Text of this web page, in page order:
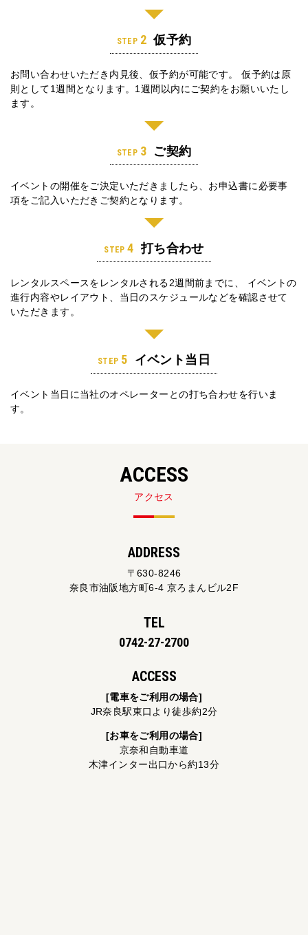
STEP 2 仮予約
お問い合わせいただき内見後、仮予約が可能です。
仮予約は原
則として1週間となります。1週間以内にご契約をお願いいたし
ます。
STEP 3 ご契約
イベントの開催をご決定いただきましたら、お申込書に必要事
項をご記入いただきご契約となります。
STEP4 打ち合わせ
レンタルスペースをレンタルされる2週間前までに、
イベントの
進行内容やレイアウト、当日のスケジュールなどを確認させて
いただきます。
STEP 5 イベント当日
イベント当日に当社のオペレーターとの打ち合わせを行いま
す。
ACCESS
アクセス
ADDRESS
〒630-8246
奈良市油阪地方町6-4 京ろまんビル2F
TEL
0742-27-2700
ACCESS
[電車をご利用の場合]
JR奈良駅東口より徒歩約2分
[お車をご利用の場合]
京奈和自動車道
木津インター出口から約13分